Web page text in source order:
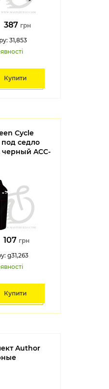
387 грн
31,853
Купити
Cycle
под седло
черный ACC-
107 грн
g31,263
Купити
Author